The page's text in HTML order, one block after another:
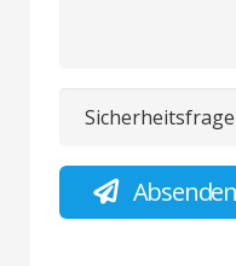
Absenden